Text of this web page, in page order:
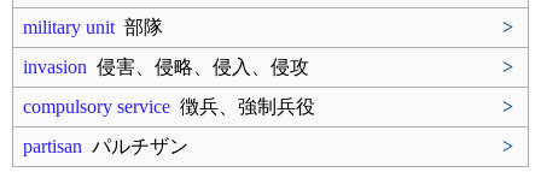
military unit 部隊
>
invasion 侵害、侵略、侵入、侵攻
>
compulsory service 徴兵、強制兵役
>
partisan パルチザン >